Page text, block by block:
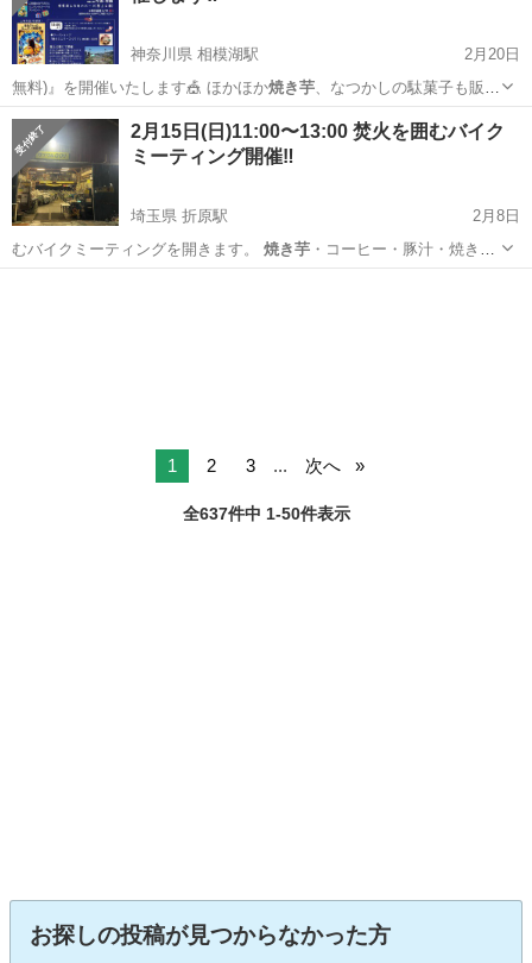
神奈川県 相模湖駅
2月20日
無料)』を開催いたします🎪 ほかほか焼き芋、なつかしの駄菓子も販売
します🍬 映…
神奈川 相模原市 相模湖駅 焼き芋
2月15日(日)11:00〜13:00 焚火を囲むバイク
ミーティング開催‼️
埼玉県 折原駅
2月8日
むバイクミーティングを開きます。 焼き芋・コーヒー・豚汁・焼き鳥
は販売になりま…
1 2 3 ... 次へ
全637件中 1-50件表示
お探しの投稿が見つからなかった方